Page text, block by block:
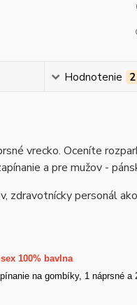
Hodnotenie 2
vrecko. Oceníte
a pre mužov -
zdravotnícky personál
100% bavlna
na gombíky, 1 náprsné a